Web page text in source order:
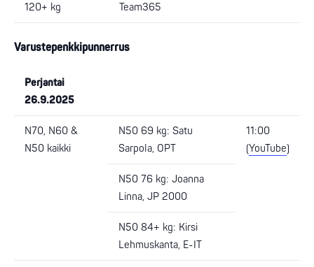
120+ kg
Team365
Varustepenkkipunnerrus
Perjantai
26.9.2025
N70, N60 &
N50 kaikki
N50 69 kg: Satu
Sarpola, OPT
11:00
(YouTube)
N50 76 kg: Joanna
Linna, JP 2000
N50 84+ kg: Kirsi
Lehmuskanta, E-IT